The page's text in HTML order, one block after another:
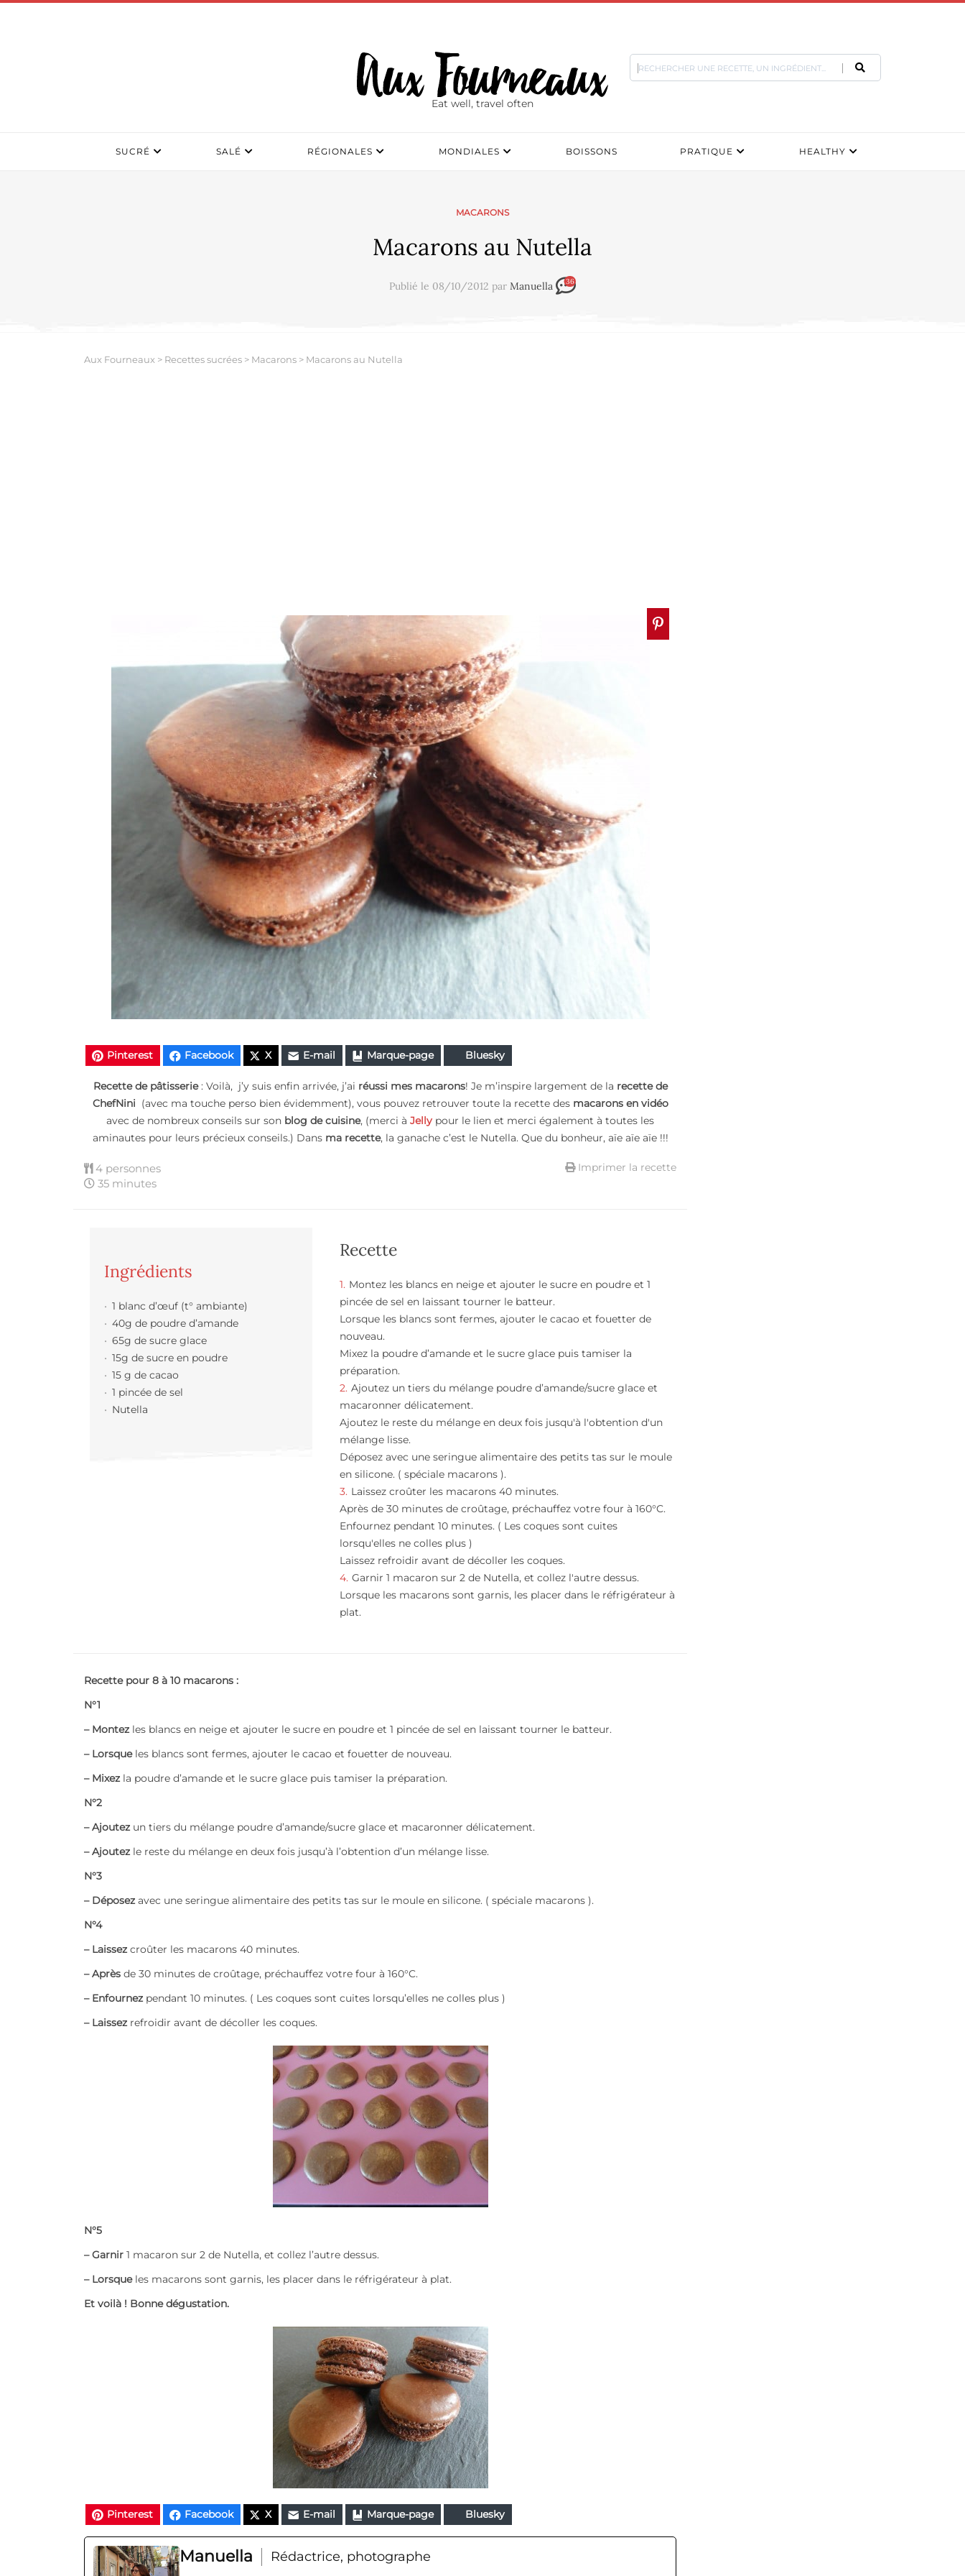
Eat well, travel often
SUCRÉ SALÉ RÉGIONALES MONDIALES BOISSONS PRATIQUE HEALTHY
MACARONS
Macarons au Nutella
Publié le 08/10/2012 par Manuella 36
Aux Fourneaux > Recettes sucrées > Macarons > Macarons au Nutella
Pinterest Facebook X E-mail Marque-page Bluesky
Recette de pâtisserie: Voilà, j’y suis enfin arrivée, j’ai réussi mes macarons! Je m’inspire largement de la recette de
ChefNini (avec ma touche perso bien évidemment), vous pouvez retrouver toute la recette des macarons en vidéo
avec de nombreux conseils sur son blog de cuisine, (merci à Jelly pour le lien et merci également à toutes les
aminautes pour leurs précieux conseils.) Dans ma recette, la ganache c’est le Nutella. Que du bonheur, aïe aïe aïe !!!
4 personnes
35 minutes
Imprimer la recette
Ingrédients
1 blanc d’œuf (t° ambiante)
40g de poudre d’amande
65g de sucre glace
15g de sucre en poudre
15 g de cacao
1 pincée de sel
Nutella
Recette
Montez les blancs en neige et ajouter le sucre en poudre et 1
pincée de sel en laissant tourner le batteur.
Lorsque les blancs sont fermes, ajouter le cacao et fouetter de
nouveau.
Mixez la poudre d’amande et le sucre glace puis tamiser la
préparation.
Ajoutez un tiers du mélange poudre d’amande/sucre glace et
macaronner délicatement.
Ajoutez le reste du mélange en deux fois jusqu'à l'obtention d'un
mélange lisse.
Déposez avec une seringue alimentaire des petits tas sur le moule
en silicone. ( spéciale macarons ).
Laissez croûter les macarons 40 minutes.
Après de 30 minutes de croûtage, préchauffez votre four à 160°C.
Enfournez pendant 10 minutes. ( Les coques sont cuites
lorsqu'elles ne colles plus )
Laissez refroidir avant de décoller les coques.
Garnir 1 macaron sur 2 de Nutella, et collez l'autre dessus.
Lorsque les macarons sont garnis, les placer dans le réfrigérateur à
plat.
Recette pour 8 à 10 macarons :
N°1
– Montezles blancs en neige et ajouter le sucre en poudre et 1 pincée de sel en laissant tourner le batteur.
– Lorsqueles blancs sont fermes, ajouter le cacao et fouetter de nouveau.
– Mixezla poudre d’amande et le sucre glace puis tamiser la préparation.
N°2
– Ajoutezun tiers du mélange poudre d’amande/sucre glace et macaronner délicatement.
– Ajoutezle reste du mélange en deux fois jusqu’à l’obtention d’un mélange lisse.
N°3
– Déposezavec une seringue alimentaire des petits tas sur le moule en silicone. ( spéciale macarons ).
N°4
– Laissezcroûter les macarons 40 minutes.
– Après de 30 minutes de croûtage, préchauffez votre four à 160°C.
– Enfournezpendant 10 minutes. ( Les coques sont cuites lorsqu’elles ne colles plus )
– Laissezrefroidir avant de décoller les coques.
N°5
– Garnir 1 macaron sur 2 de Nutella, et collez l’autre dessus.
– Lorsqueles macarons sont garnis, les placer dans le réfrigérateur à plat.
Et voilà ! Bonne dégustation.
Pinterest Facebook X E-mail Marque-page Bluesky
Manuella Rédactrice, photographe